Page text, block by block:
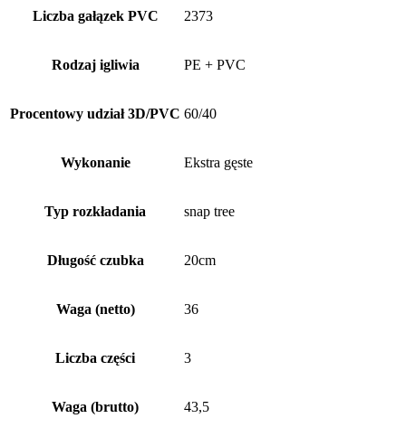
Liczba gałązek PVC 2373
Rodzaj igliwia PE + PVC
Procentowy udział 3D/PVC 60/40
Wykonanie Ekstra gęste
Typ rozkładania snap tree
Długość czubka 20cm
Waga (netto) 36
Liczba części 3
Waga (brutto) 43,5